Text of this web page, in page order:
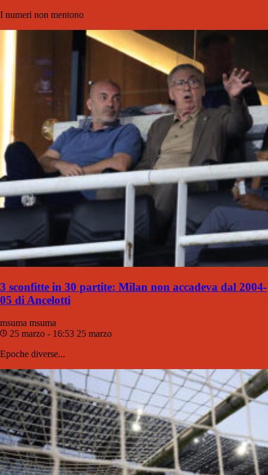
I numeri non mentono
3 sconfitte in 30 partite: Milan non accadeva dal 2004-
05 di Ancelotti
msuma msuma
25 marzo - 16:53 25 marzo
Epoche diverse...